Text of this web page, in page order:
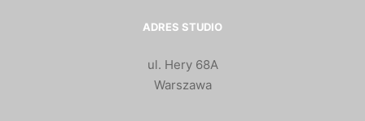
ADRES STUDIO
ul. Hery 68A
Warszawa